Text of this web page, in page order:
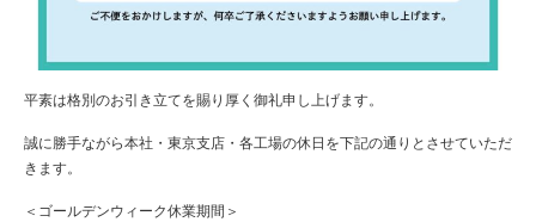
平素は格別のお引き立てを賜り厚く御礼申し上げます。
誠に勝手ながら本社・東京支店・各工場の休日を下記の通りとさせていただ
きます。
＜ゴールデンウィーク休業期間＞